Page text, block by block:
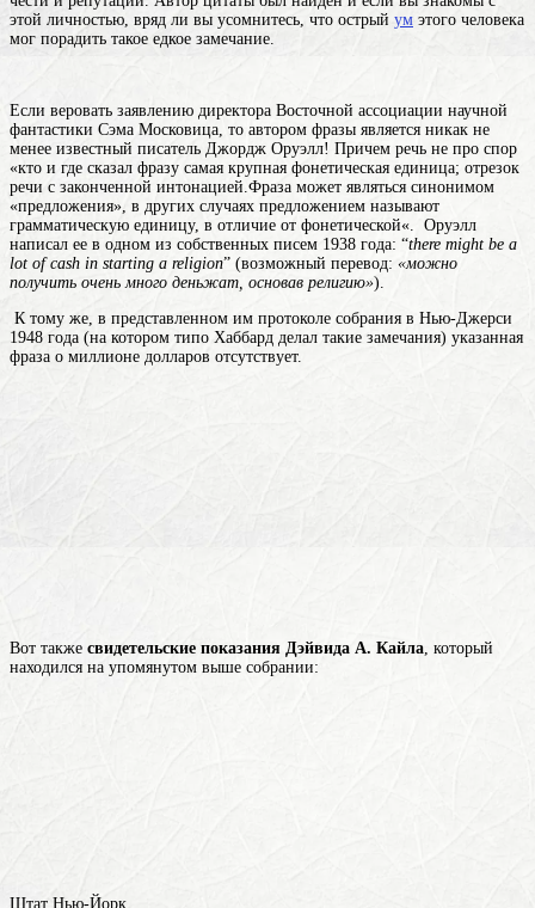
этой личностью, вряд ли вы усомнитесь, что острый ум этого человека
мог порадить такое едкое замечание.
Если веровать заявлению директора Восточной ассоциации научной
фантастики Сэма Московица, то автором фразы является никак не
менее известный писатель Джордж Оруэлл! Причем речь не про спор
«кто и где сказал фразу самая крупная фонетическая единица; отрезок
речи с законченной интонацией.Фраза может являться синонимом
«предложения», в других случаях предложением называют
грамматическую единицу, в отличие от фонетической«. Оруэлл
написал ее в одном из собственных писем 1938 года: “there might be a
lot of cash in starting a religion” (возможный перевод: «можно
получить очень много деньжат, основав религию»).
К тому же, в представленном им протоколе собрания в Нью-Джерси
1948 года (на котором типо Хаббард делал такие замечания) указанная
фраза о миллионе долларов отсутствует.
Вот также свидетельские показания Дэйвида А. Кайла , который
находился на упомянутом выше собрании:
Штат Нью-Йорк